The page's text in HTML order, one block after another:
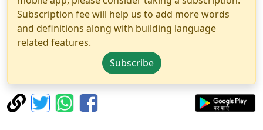
Subscription fee will help us to add more words
and definitions along with building language
related features.
Subscribe